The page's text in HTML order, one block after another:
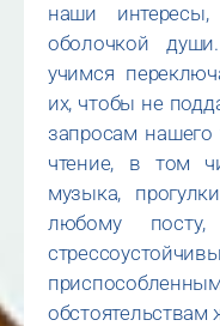
наши
оболочкой
учимся
их, чтобы не
запросам нашего
чтение, в том
музыка,
любому
обстоятельствам